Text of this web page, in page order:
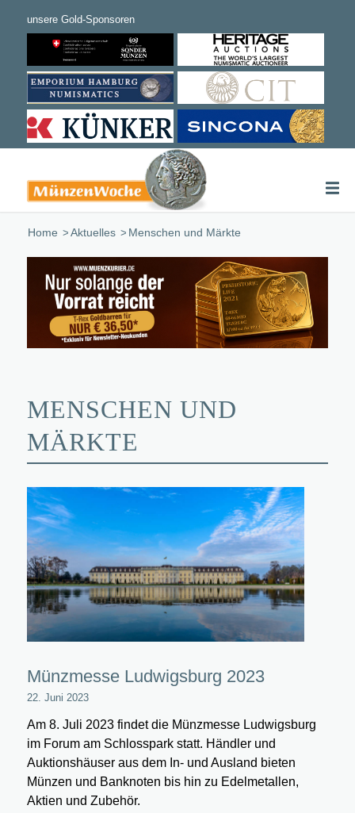
Home /Aktuelles /Menschen und Märkte
MENSCHEN UND
MÄRKTE
Münzmesse Ludwigsburg 2023
22. Juni 2023
Am 8. Juli 2023 findet die Münzmesse Ludwigsburg
im Forum am Schlosspark statt. Händler und
Auktionshäuser aus dem In- und Ausland bieten
Münzen und Banknoten bis hin zu Edelmetallen,
Aktien und Zubehör.